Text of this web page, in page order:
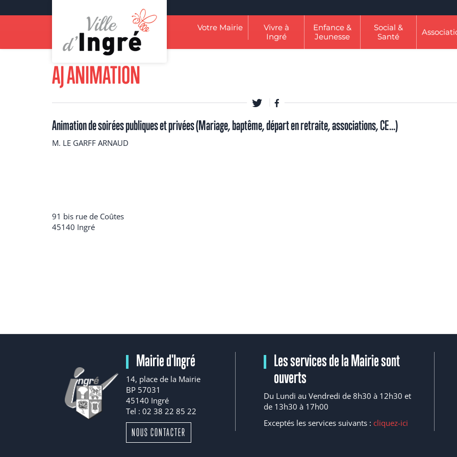
au
Navigation
principale
Votre Mairie
Vivre à
Ingré
Enfance &
Jeunesse
Social &
Santé
Accueil AJ ANIMATION
AJ ANIMATION
Animation de soirées publiques et privées (Mariage, baptême, départ en retraite, associations, CE...)
M. LE GARFF ARNAUD
91 bis rue de Coûtes
45140 Ingré
Mairie d'Ingré
14, place de la Mairie
BP 57031
45140 Ingré
Tel : 02 38 22 85 22
NOUS CONTACTER
Les services de la Mairie sont
ouverts
Du Lundi au Vendredi de 8h30 à 12h30 et
de 13h30 à 17h00
Exceptés les services suivants : cliquez-ici